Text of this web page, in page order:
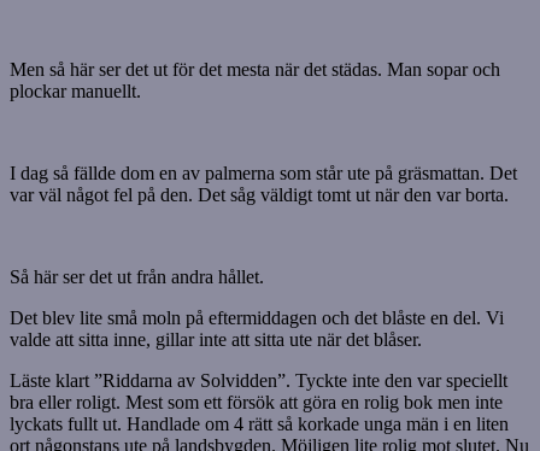
Men så här ser det ut för det mesta när det städas. Man sopar och
plockar manuellt.
I dag så fällde dom en av palmerna som står ute på gräsmattan. Det
var väl något fel på den. Det såg väldigt tomt ut när den var borta.
Så här ser det ut från andra hållet.
Det blev lite små moln på eftermiddagen och det blåste en del. Vi
valde att sitta inne, gillar inte att sitta ute när det blåser.
Läste klart ”Riddarna av Solvidden”. Tyckte inte den var speciellt
bra eller roligt. Mest som ett försök att göra en rolig bok men inte
lyckats fullt ut. Handlade om 4 rätt så korkade unga män i en liten
ort någonstans ute på landsbygden. Möjligen lite rolig mot slutet. Nu